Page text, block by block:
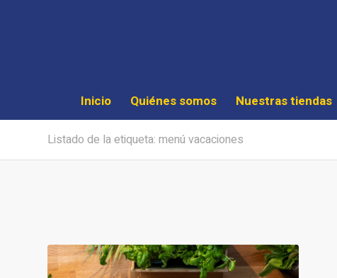
Inicio Quiénes somos Nuestras tiendas
Listado de la etiqueta: menú vacaciones